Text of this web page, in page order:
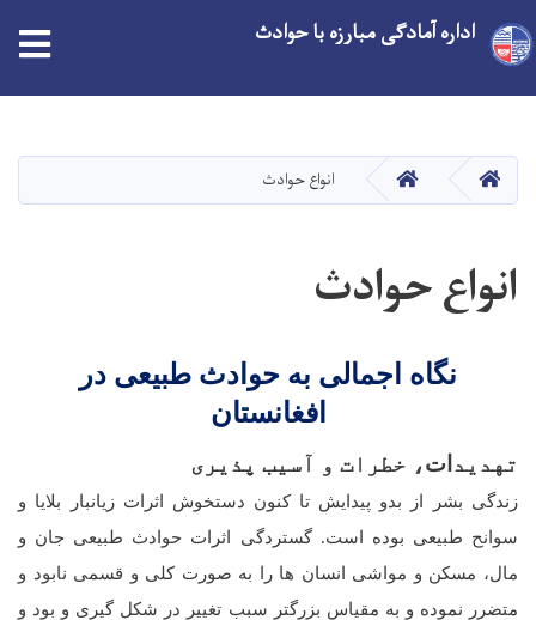
main
content
اداره آمادگی مبارزه با حوادث
HOME
HOME انواع حوادث
انواع حوادث
نگاه اجمالی به حوادث طبیعی در
افغانستان
تهدید ات، خطرات و آسیب پذیری
زندگی بشر از بدو پیدایش تا کنون دستخوش اثرات زیانبار بلایا و
سوانح طبیعی بوده است. گستردگی اثرات حوادث طبیعی جان و
مال، مسکن و مواشی انسان ها را به صورت کلی و قسمی نابود و
متضرر نموده و به مقیاس بزرگتر سبب تغییر در شکل گیری و بود و